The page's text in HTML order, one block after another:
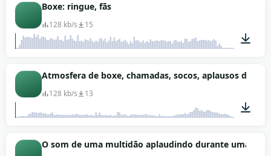
Boxe: ringue, fãs
128 kb/s 15
00:50
Atmosfera de boxe, chamadas, socos, aplausos da
128 kb/s 13
00:43
O som de uma multidão aplaudindo durante uma luta